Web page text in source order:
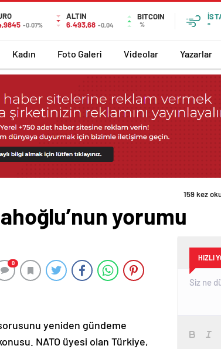
-0.07%
ALTIN
6.493,68 -0,04
BITCOIN
%
°
Kadın Foto Galeri Videolar Yazarlar
159 kez
yorumu
0
yeniden gündeme
NATO üyesi olan Türkiye,
HIZLI